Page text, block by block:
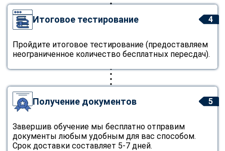
4
Итоговое тестирование
Пройдите итоговое тестирование (предоставляем
неограниченное количество бесплатных пересдач).
5
Получение документов
Завершив обучение мы бесплатно отправим
документы любым удобным для вас способом.
Срок доставки составляет 5-7 дней.